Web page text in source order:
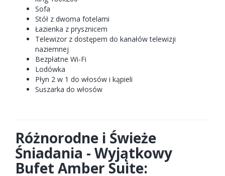
Sofa
Stół z dwoma fotelami
Łazienka z prysznicem
Telewizor z dostępem do kanałów telewizji
naziemnej
Bezpłatne Wi-Fi
Lodówka
Płyn 2 w 1 do włosów i kąpieli
Suszarka do włosów
Różnorodne i Świeże
Śniadania - Wyjątkowy
Bufet Amber Suite: